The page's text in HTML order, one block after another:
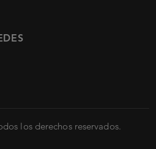
los derechos reservados.